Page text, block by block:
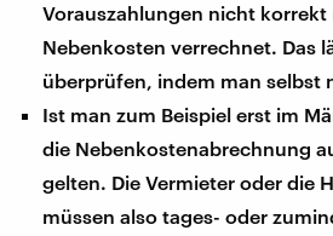
Vorauszahlungen nicht
Nebenkosten verrechnet. Das
überprüfen, indem man selbst
Ist man zum Beispiel erst im
die Nebenkostenabrechnung
gelten. Die Vermieter oder die
müssen also tages- oder